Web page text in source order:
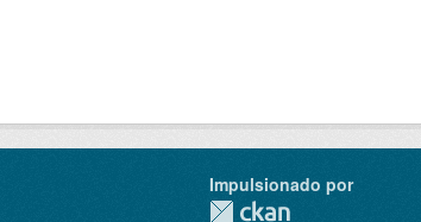
Impulsionado por